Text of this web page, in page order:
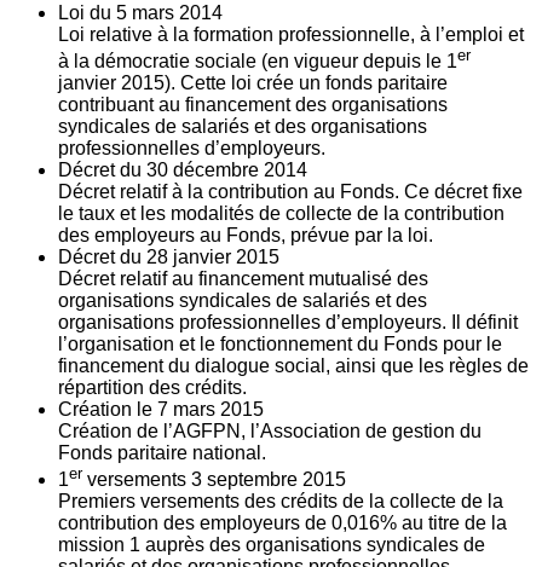
Loi du 5 mars 2014
Loi relative à la formation professionnelle, à l’emploi et
à la démocratie sociale (en vigueur depuis le 1er
janvier 2015). Cette loi crée un fonds paritaire
contribuant au financement des organisations
syndicales de salariés et des organisations
professionnelles d’employeurs.
Décret du 30 décembre 2014
Décret relatif à la contribution au Fonds. Ce décret fixe
le taux et les modalités de collecte de la contribution
des employeurs au Fonds, prévue par la loi.
Décret du 28 janvier 2015
Décret relatif au financement mutualisé des
organisations syndicales de salariés et des
organisations professionnelles d’employeurs. Il définit
l’organisation et le fonctionnement du Fonds pour le
financement du dialogue social, ainsi que les règles de
répartition des crédits.
Création le 7 mars 2015
Création de l’AGFPN, l’Association de gestion du
Fonds paritaire national.
1er versements 3 septembre 2015
Premiers versements des crédits de la collecte de la
contribution des employeurs de 0,016% au titre de la
mission 1 auprès des organisations syndicales de